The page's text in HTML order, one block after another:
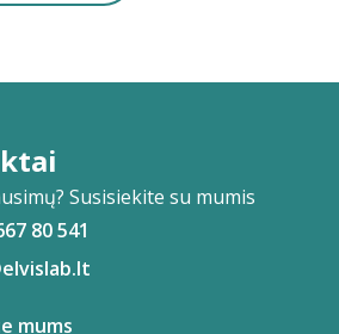
Susisiekite su mumis
80 541
mums